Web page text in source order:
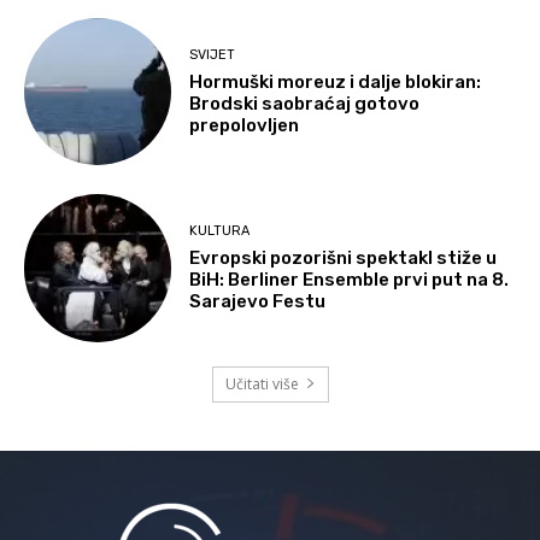
SVIJET
Hormuški moreuz i dalje blokiran:
Brodski saobraćaj gotovo
prepolovljen
KULTURA
Evropski pozorišni spektakl stiže u
BiH: Berliner Ensemble prvi put na 8.
Sarajevo Festu
Učitati više